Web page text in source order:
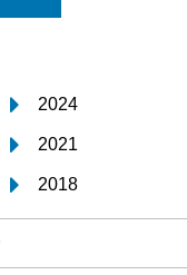
2024
2021
2018
2015
2012